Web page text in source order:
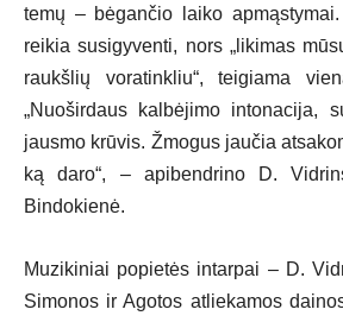
temų – bėgančio laiko
reikia susigyventi, nors „likimas
raukšlių voratinkliu“, teigiama
„Nuoširdaus kalbėjimo intonacija,
jausmo krūvis. Žmogus jaučia
ką daro“, – apibendrino D.
Bindokienė.
Muzikiniai popietės intarpai – D.
Simonos ir Agotos atliekamos